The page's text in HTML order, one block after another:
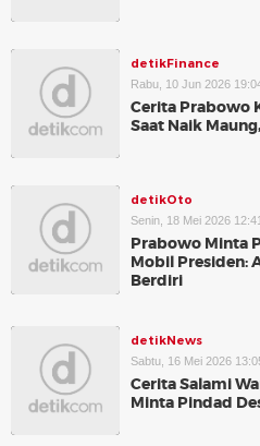
detikFinance
Rabu, 10 Jun 2026
Cerita Prabowo
Saat Naik
detikOto
Senin, 18 Mei 2026
Prabowo Minta
Mobil Presiden:
Berdiri
detikNews
Sabtu, 16 Mei 2026
Cerita Salami
Minta Pindad